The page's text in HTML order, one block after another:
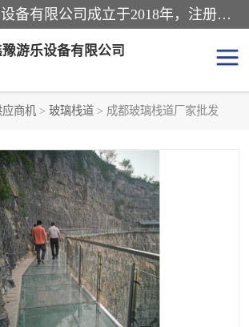
新乡市鑫豫游乐设备有限公司成立于2018年，注册地位于河南省。经营范围包括游乐设备、滑索、滑道、空中自行车、吊桥、拓展器材、攀岩器材、趣桥、悬崖秋千、网红桥、儿童乐园设备、水上乐园设备、丛林穿越设备、音乐呐喊设备、轨道滑车、栈道、玻璃滑道、观景平台、景观包装的设计、制造、销售、安装、维修，景区策划服务。
游乐设备有限公司
应商机 > 玻璃栈道 > 成都玻璃栈道厂家批发
儿童乐园设备
水上乐园设备
攀岩器材
空中自行车